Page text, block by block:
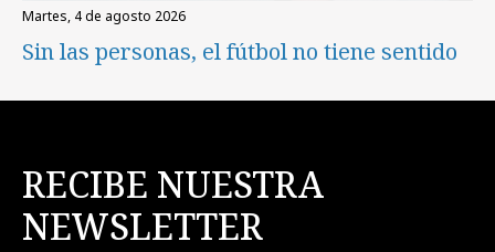
martes, 4 de agosto 2026
Sin las personas, el fútbol no tiene sentido
RECIBE NUESTRA
NEWSLETTER